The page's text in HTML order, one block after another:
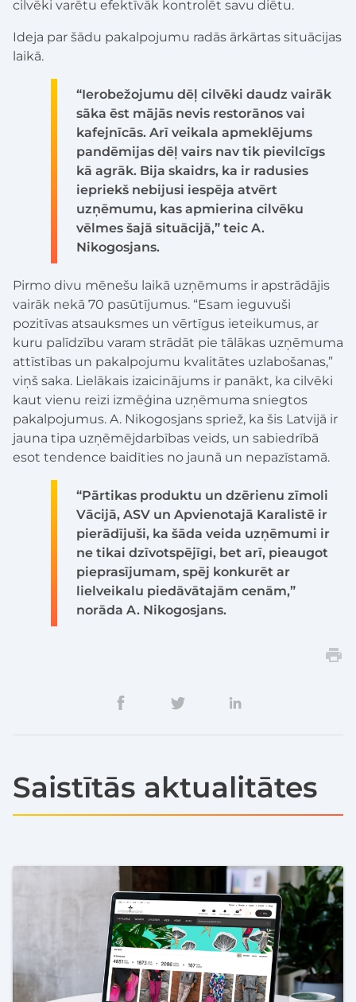
cilvēki varētu efektīvāk kontrolēt savu diētu.
Ideja par šādu pakalpojumu radās ārkārtas situācijas
laikā.
“Ierobežojumu dēļ cilvēki daudz vairāk
sāka ēst mājās nevis restorānos vai
kafejnīcās. Arī veikala apmeklējums
pandēmijas dēļ vairs nav tik pievilcīgs
kā agrāk. Bija skaidrs, ka ir radusies
iepriekš nebijusi iespēja atvērt
uzņēmumu, kas apmierina cilvēku
vēlmes šajā situācijā,” teic A.
Nikogosjans.
Pirmo divu mēnešu laikā uzņēmums ir apstrādājis
vairāk nekā 70 pasūtījumus. “Esam ieguvuši
pozitīvas atsauksmes un vērtīgus ieteikumus, ar
kuru palīdzību varam strādāt pie tālākas uzņēmuma
attīstības un pakalpojumu kvalitātes uzlabošanas,”
viņš saka. Lielākais izaicinājums ir panākt, ka cilvēki
kaut vienu reizi izmēģina uzņēmuma sniegtos
pakalpojumus. A. Nikogosjans spriež, ka šis Latvijā ir
jauna tipa uzņēmējdarbības veids, un sabiedrībā
esot tendence baidīties no jaunā un nepazīstamā.
“Pārtikas produktu un dzērienu zīmoli
Vācijā, ASV un Apvienotajā Karalistē ir
pierādījuši, ka šāda veida uzņēmumi ir
ne tikai dzīvotspējīgi, bet arī, pieaugot
pieprasījumam, spēj konkurēt ar
lielveikalu piedāvātajām cenām,”
norāda A. Nikogosjans.
Saistītās aktualitātes